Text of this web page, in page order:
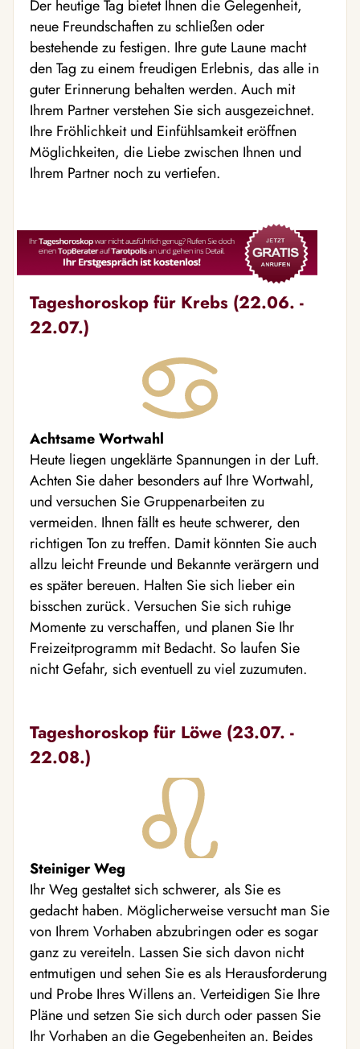
Der heutige Tag bietet Ihnen die Gelegenheit,
neue Freundschaften zu schließen oder
bestehende zu festigen. Ihre gute Laune macht
den Tag zu einem freudigen Erlebnis, das alle in
guter Erinnerung behalten werden. Auch mit
Ihrem Partner verstehen Sie sich ausgezeichnet.
Ihre Fröhlichkeit und Einfühlsamkeit eröffnen
Möglichkeiten, die Liebe zwischen Ihnen und
Ihrem Partner noch zu vertiefen.
Tageshoroskop für Krebs (22.06. -
22.07.)
Achtsame Wortwahl
Heute liegen ungeklärte Spannungen in der Luft.
Achten Sie daher besonders auf Ihre Wortwahl,
und versuchen Sie Gruppenarbeiten zu
vermeiden. Ihnen fällt es heute schwerer, den
richtigen Ton zu treffen. Damit könnten Sie auch
allzu leicht Freunde und Bekannte verärgern und
es später bereuen. Halten Sie sich lieber ein
bisschen zurück. Versuchen Sie sich ruhige
Momente zu verschaffen, und planen Sie Ihr
Freizeitprogramm mit Bedacht. So laufen Sie
nicht Gefahr, sich eventuell zu viel zuzumuten.
Tageshoroskop für Löwe (23.07. -
22.08.)
Steiniger Weg
Ihr Weg gestaltet sich schwerer, als Sie es
gedacht haben. Möglicherweise versucht man Sie
von Ihrem Vorhaben abzubringen oder es sogar
ganz zu vereiteln. Lassen Sie sich davon nicht
entmutigen und sehen Sie es als Herausforderung
und Probe Ihres Willens an. Verteidigen Sie Ihre
Pläne und setzen Sie sich durch oder passen Sie
Ihr Vorhaben an die Gegebenheiten an. Beides